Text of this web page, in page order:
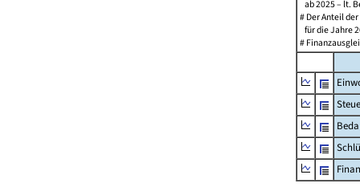
ab 2025 – lt.
# Der Anteil
für die Jahre
#